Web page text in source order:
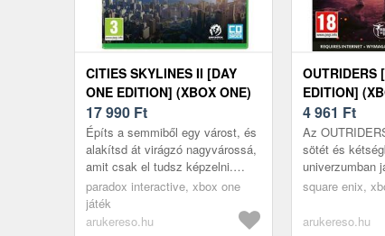
CITIES SKYLINES II [DAY
ONE EDITION] (XBOX ONE)
17 990 Ft
Építs a semmiből egy várost, és
alakítsd át virágzó nagyvárossá,
amit csak el tudsz képzelni.
Soha nem tapasztalt ilyen
léptékű építkezést. Mély sz...
paradox interactive, xbox one
játék
arukereso.hu
OUTRIDERS
EDITION]
4 961 Ft
Az
sötét és
univerzumban
szerepjáték
Miközben ...
square enix,
arukereso.hu